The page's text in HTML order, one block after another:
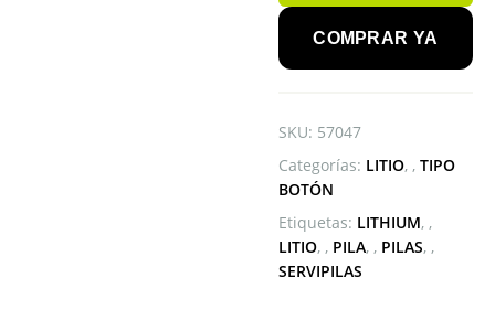
cantidad
COMPRAR YA
SKU: 57047
Categorías: LITIO , TIPO
BOTÓN
Etiquetas: LITHIUM ,
LITIO , PILA , PILAS ,
SERVIPILAS